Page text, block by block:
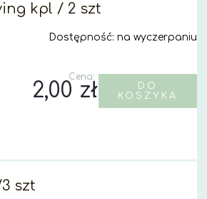
kpl / 2 szt
Dostępność: na wyczerpaniu
Cena:
2,00 zł
DO
KOSZYKA
szt